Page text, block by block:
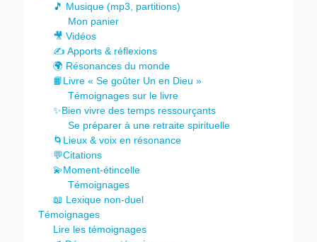
🎵 Musique (mp3, partitions)
Mon panier
🎥 Vidéos
✍️ Apports & réflexions
🌍 Résonances du monde
📙Livre « Se goûter Un en Dieu »
Témoignages sur le livre
✨Bien vivre des temps ressourçants
Se préparer à une retraite spirituelle
🌀Lieux & voix en résonance
💬Citations
💫Moment-étincelle
Témoignages
📖 Lexique non-duel
Témoignages
Lire les témoignages